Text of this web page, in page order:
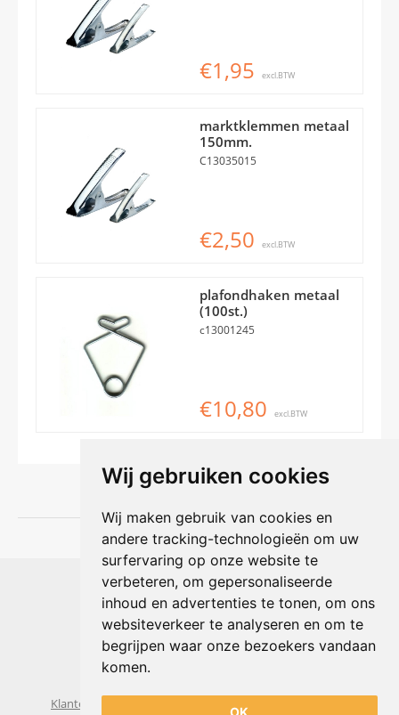
Wij gebruiken cookies
Wij maken gebruik van cookies en
andere tracking-technologieën om uw
surfervaring op onze website te
verbeteren, om gepersonaliseerde
inhoud en advertenties te tonen, om ons
websiteverkeer te analyseren en om te
begrijpen waar onze bezoekers vandaan
komen.
OK
€1,95 excl.BTW
marktklemmen metaal
150mm.
C13035015
€2,50 excl.BTW
plafondhaken metaal
(100st.)
c13001245
€10,80 excl.BTW
Shophouse online
Max Planckstraat 4
6716 BE Ede, Nederland
Telefoon:+31(0)318 618 121
E-mail: info@shophouse.nl
Geopend: ma t/m vr 09:00-17:00 uur
Klantenservice
Algemene voorwaarden